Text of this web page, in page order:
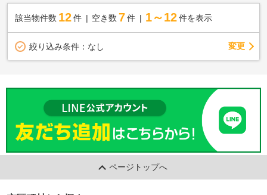
該当物件数 12件 空き数 7 件 1～12 件を表示
絞り込み条件： なし 変更
ページトップへ